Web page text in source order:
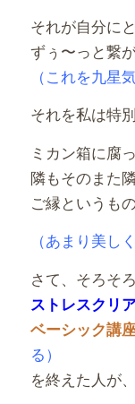
それが自分に
ずぅ〜っと繋
（これを九星
それを私は特
ミカン箱に腐
隣もそのまた
ご縁というも
（あまり美し
さて、そろそ
ストレスクリ
ベーシック講
る）
を終えた人が